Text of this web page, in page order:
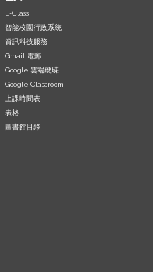
E-Class
智能校園行政系統
資訊科技服務
Gmail 電郵
Google 雲端硬碟
Google Classroom
上課時間表
表格
圖書館目錄